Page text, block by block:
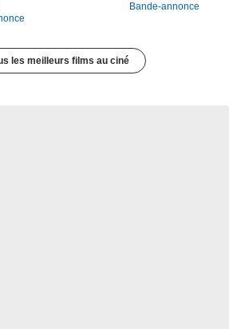
Bande-annonce
les meilleurs films au ciné